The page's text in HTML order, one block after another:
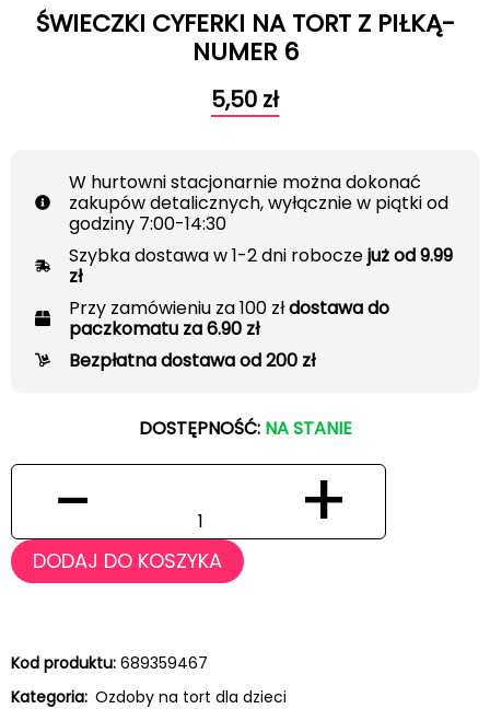
ŚWIECZKI CYFERKI NA TORT Z PIŁKĄ-
NUMER 6
5,50 zł
W hurtowni stacjonarnie można dokonać
zakupów detalicznych, wyłącznie w piątki od
godziny 7:00-14:30
Szybka dostawa w 1-2 dni roboczejuż od 9.99
zł
Przy zamówieniu za 100 złdostawa do
paczkomatu za 6.90 zł
Bezpłatna dostawa od 200 zł
DOSTĘPNOŚĆ: NA STANIE
− +
DODAJ DO KOSZYKA
Kod produktu: 689359467
Kategoria: Ozdoby na tort dla dzieci